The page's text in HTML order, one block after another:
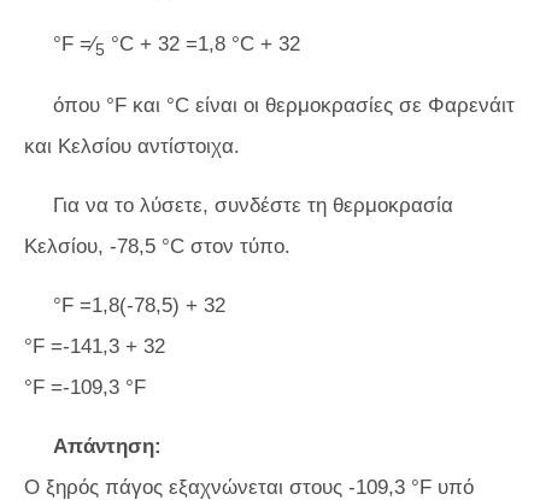
°F =⁄5 °C + 32 =1,8 °C + 32
όπου °F και °C είναι οι θερμοκρασίες σε Φαρενάιτ
και Κελσίου αντίστοιχα.
Για να το λύσετε, συνδέστε τη θερμοκρασία
Κελσίου, -78,5 °C στον τύπο.
°F =1,8(-78,5) + 32
°F =-141,3 + 32
°F =-109,3 °F
Απάντηση:
Ο ξηρός πάγος εξαχνώνεται στους -109,3 °F υπό